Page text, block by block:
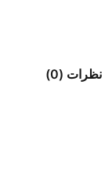
نظرات (0)